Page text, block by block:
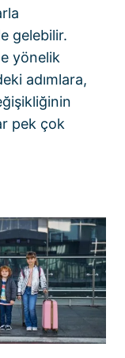
gelebilir.
yönelik
adımlara,
pek çok